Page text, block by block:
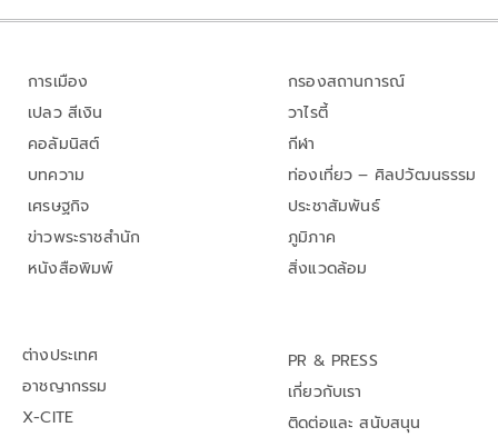
การเมือง
เปลว สีเงิน
คอลัมนิสต์
บทความ
เศรษฐกิจ
ข่าวพระราชสำนัก
หนังสือพิมพ์
กรองสถานการณ์
วาไรตี้
กีฬา
ท่องเที่ยว – ศิลปวัฒนธรรม
ประชาสัมพันธ์
ภูมิภาค
สิ่งแวดล้อม
ต่างประเทศ
อาชญากรรม
X-CITE
PR & PRESS
เกี่ยวกับเรา
ติดต่อและ สนับสนุน